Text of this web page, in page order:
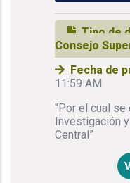
Tipo de
Consejo
Fecha de
11:59 AM
“Por el cual
Investigación
Central”